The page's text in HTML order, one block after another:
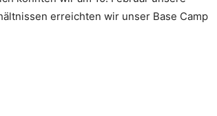
erreichten wir unser Base Camp